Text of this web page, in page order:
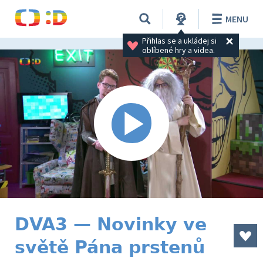
Přihlas se a ukládej si
oblíbené hry a videa.
MENU
DVA3 — Novinky ve
světě Pána prstenů